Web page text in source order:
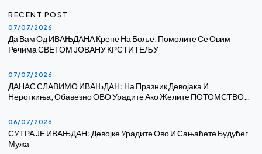
RECENT POST
07/07/2026
Да Вам Од ИВАЊДАНА Крене На Боље, Помолите Се Овим
Речима СВЕТОМ ЈОВАНУ КРСТИТЕЉУ
07/07/2026
ДАНАС СЛАВИМО ИВАЊДАН: На Празник Девојака И
Нероткиња, Обавезно ОВО Урадите Ако Желите ПОТОМСТВО…
06/07/2026
СУТРА ЈЕ ИВАЊДАН: Девојке Урадите Ово И Сањаћете Будућег
Мужа